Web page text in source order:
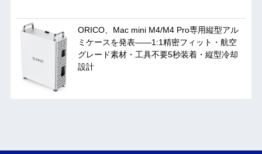
ORICO、Mac mini M4/M4 Pro専用縦型アル
ミケースを発表——1:1精密フィット・航空
グレード素材・工具不要5秒装着・縦型冷却
設計